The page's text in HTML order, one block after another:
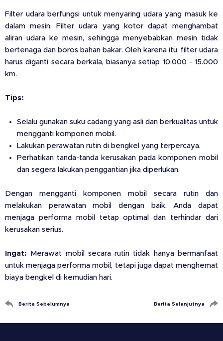
Filter udara berfungsi untuk menyaring udara yang masuk ke
dalam mesin. Filter udara yang kotor dapat menghambat
aliran udara ke mesin, sehingga menyebabkan mesin tidak
bertenaga dan boros bahan bakar. Oleh karena itu, filter udara
harus diganti secara berkala, biasanya setiap 10.000 - 15.000
km.
Tips:
Selalu gunakan suku cadang yang asli dan berkualitas untuk
mengganti komponen mobil.
Lakukan perawatan rutin di bengkel yang terpercaya.
Perhatikan tanda-tanda kerusakan pada komponen mobil
dan segera lakukan penggantian jika diperlukan.
Dengan mengganti komponen mobil secara rutin dan
melakukan perawatan mobil dengan baik, Anda dapat
menjaga performa mobil tetap optimal dan terhindar dari
kerusakan serius.
Ingat: Merawat mobil secara rutin tidak hanya bermanfaat
untuk menjaga performa mobil, tetapi juga dapat menghemat
biaya bengkel di kemudian hari.
Berita Sebelumnya Berita Selanjutnya